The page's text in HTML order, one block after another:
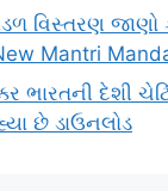
વિસ્તરણ
Mantri
ભારતની દેશી
છે ડાઉનલોડ